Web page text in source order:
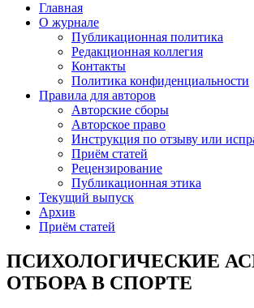
Главная
О журнале
Публикационная политика
Редакционная коллегия
Контакты
Политика конфиденциальности
Правила для авторов
Авторские сборы
Авторское право
Инструкция по отзыву или
Приём статей
Рецензирование
Публикационная этика
Текущий выпуск
Архив
Приём статей
ПСИХОЛОГИЧЕСКИЕ
ОТБОРА В СПОРТЕ